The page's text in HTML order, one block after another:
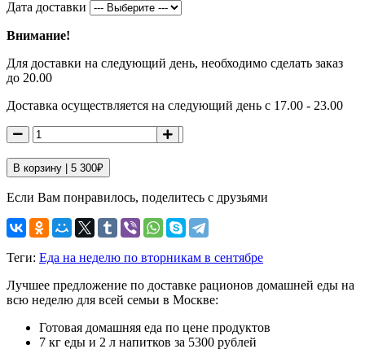
Дата доставки
Внимание!
Для доставки на следующий день, необходимо сделать заказ
до 20.00
Доставка осуществляется на следующий день с 17.00 - 23.00
В корзину | 5 300₽
Если Вам понравилось, поделитесь с друзьями
Теги: Еда на неделю по вторникам в сентябре
Лучшее предложение по доставке рационов домашней еды на
всю неделю для всей семьи в Москве:
Готовая домашняя еда по цене продуктов
7 кг еды и 2 л напитков за 5300 рублей